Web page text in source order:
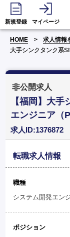
新規登録 マイページ
HOME 求人情報
大手シンクタンク系
非公開求人
【福岡】大
エンジニア（
求人ID:1376872
転職求人情報
職種
システム開発エン
ポジション